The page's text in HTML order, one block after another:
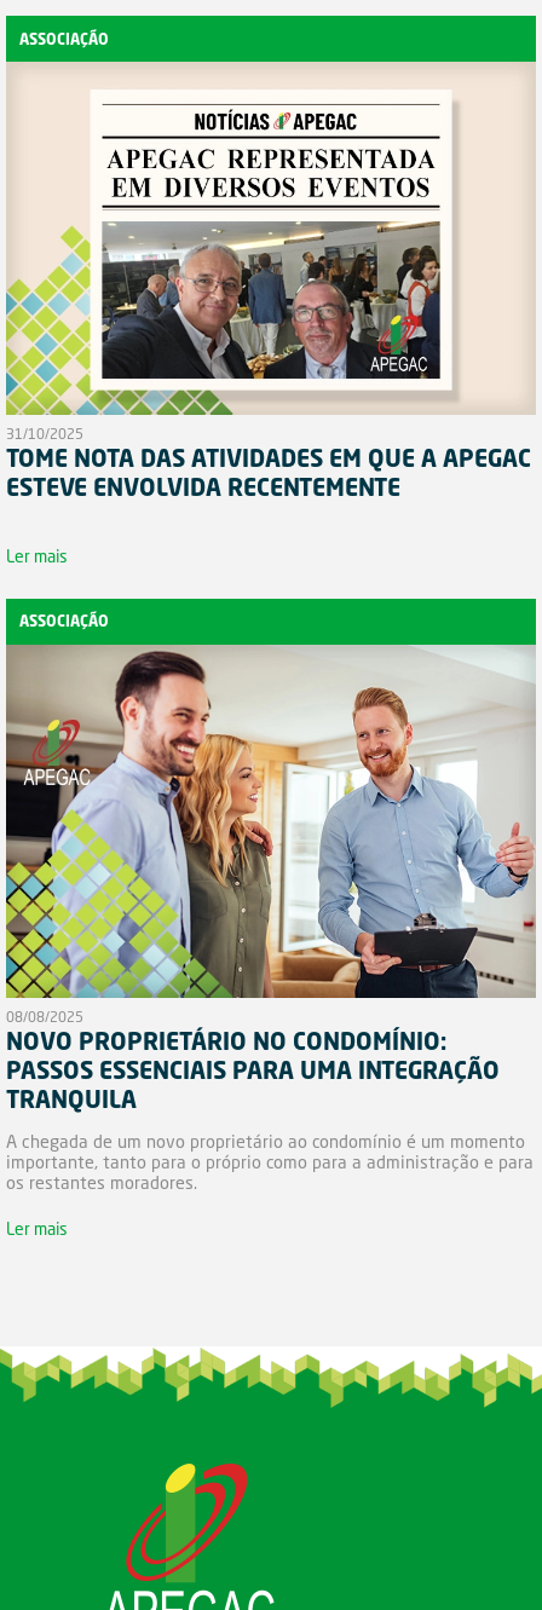
ASSOCIAÇÃO
31/10/2025
TOME NOTA DAS ATIVIDADES EM QUE A APEGAC
ESTEVE ENVOLVIDA RECENTEMENTE
Ler mais
ASSOCIAÇÃO
08/08/2025
NOVO PROPRIETÁRIO NO CONDOMÍNIO:
PASSOS ESSENCIAIS PARA UMA INTEGRAÇÃO
TRANQUILA
A chegada de um novo proprietário ao condomínio é um momento
importante, tanto para o próprio como para a administração e para
os restantes moradores.
Ler mais